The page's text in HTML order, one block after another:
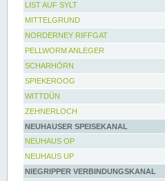
LIST AUF SYLT
MITTELGRUND
NORDERNEY RIFFGAT
PELLWORM ANLEGER
SCHARHÖRN
SPIEKEROOG
WITTDÜN
ZEHNERLOCH
NEUHAUSER SPEISEKANAL
NEUHAUS OP
NEUHAUS UP
NIEGRIPPER VERBINDUNGSKANAL